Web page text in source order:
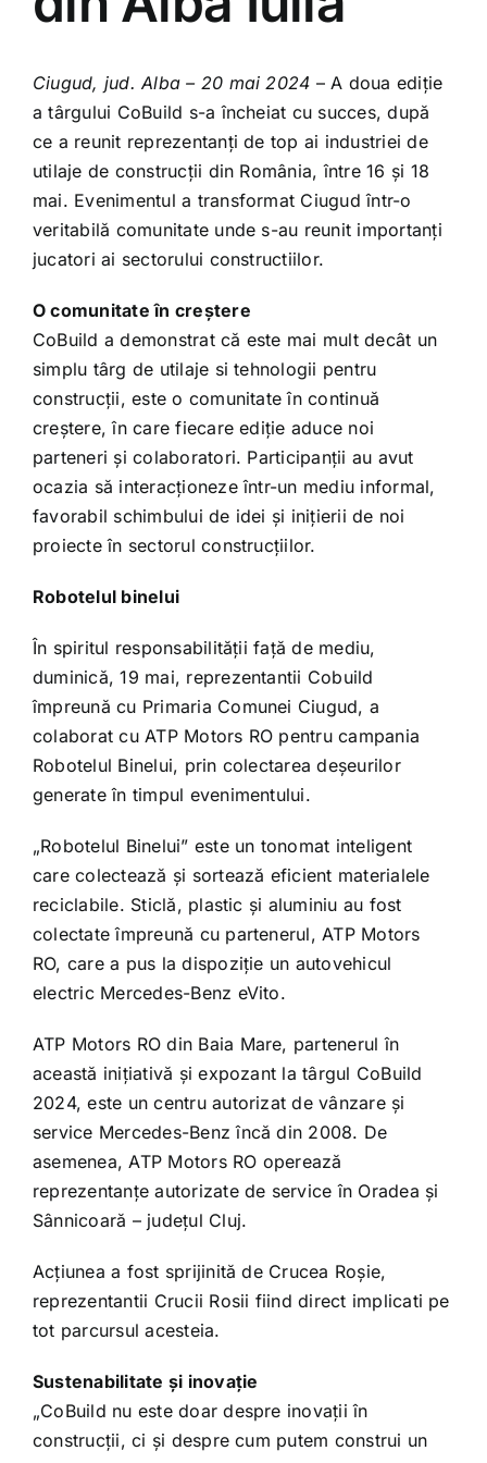
Presă
Contact
OBȚINE BILET
DEVINO EXPOZANT
Ciugud, jud. Alba – 20 mai 2024 – A doua ediție
a târgului CoBuild s-a încheiat cu succes, după
ce a reunit reprezentanți de top ai industriei de
utilaje de construcții din România, între 16 și 18
mai. Evenimentul a transformat Ciugud într-o
veritabilă comunitate unde s-au reunit importanți
jucatori ai sectorului constructiilor.
O comunitate în creștere
CoBuild a demonstrat că este mai mult decât un
simplu târg de utilaje si tehnologii pentru
construcții, este o comunitate în continuă
creștere, în care fiecare ediție aduce noi
parteneri și colaboratori. Participanții au avut
ocazia să interacționeze într-un mediu informal,
favorabil schimbului de idei și inițierii de noi
proiecte în sectorul construcțiilor.
Robotelul binelui
În spiritul responsabilității față de mediu,
duminică, 19 mai, reprezentantii Cobuild
împreună cu Primaria Comunei Ciugud, a
colaborat cu ATP Motors RO pentru campania
Robotelul Binelui, prin colectarea deșeurilor
generate în timpul evenimentului.
„Robotelul Binelui” este un tonomat inteligent
care colectează și sortează eficient materialele
reciclabile. Sticlă, plastic și aluminiu au fost
colectate împreună cu partenerul, ATP Motors
RO, care a pus la dispoziție un autovehicul
electric Mercedes-Benz eVito.
ATP Motors RO din Baia Mare, partenerul în
această inițiativă și expozant la târgul CoBuild
2024, este un centru autorizat de vânzare și
service Mercedes-Benz încă din 2008. De
asemenea, ATP Motors RO operează
reprezentanțe autorizate de service în Oradea și
Sânnicoară – județul Cluj.
Acțiunea a fost sprijinită de Crucea Roșie,
reprezentantii Crucii Rosii fiind direct implicati pe
tot parcursul acesteia.
Sustenabilitate și inovație
„CoBuild nu este doar despre inovații în
construcții, ci și despre cum putem construi un